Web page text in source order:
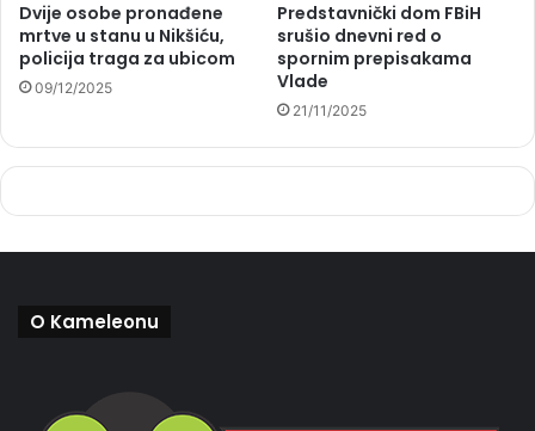
Dvije osobe pronađene
mrtve u stanu u Nikšiću,
policija traga za ubicom
09/12/2025
Predstavnički dom FBiH
srušio dnevni red o
spornim prepisakama
Vlade
21/11/2025
O Kameleonu